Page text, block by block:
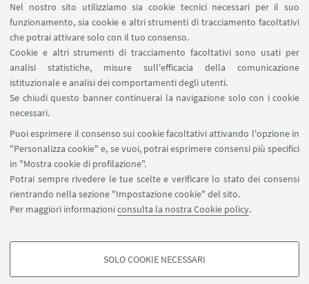
Nel nostro sito utilizziamo sia cookie tecnici necessari per il suo
funzionamento, sia cookie e altri strumenti di tracciamento facoltativi
che potrai attivare solo con il tuo consenso.
Cookie e altri strumenti di tracciamento facoltativi sono usati per
analisi statistiche, misure sull'efficacia della comunicazione
istituzionale e analisi dei comportamenti degli utenti.
Se chiudi questo banner continuerai la navigazione solo con i cookie
necessari.
Puoi esprimere il consenso sui cookie facoltativi attivando l'opzione in
"Personalizza cookie" e, se vuoi, potrai esprimere consensi più specifici
in "Mostra cookie di profilazione".
Potrai sempre rivedere le tue scelte e verificare lo stato dei consensi
rientrando nella sezione "Impostazione cookie" del sito.
Per maggiori informazioniconsulta la nostra Cookie policy.
COOKIE DI PROFILAZIONE - FACOLTATIVI
SOLO COOKIE NECESSARI
PRIN 2022 PNRR DD n. 1409 del 14 settembre 2022,
codice proposta P20222H49L – CUP
J53D23018680001.
Centro di studi sull'America latina, Dipartimento di
Scienze Politiche e Sociali, Università di Bologna, via
bersaglieri 6, Bologna, Italy, 40125
0039 051 209 2735
sps.lumen@unibo.it
Seguici su: